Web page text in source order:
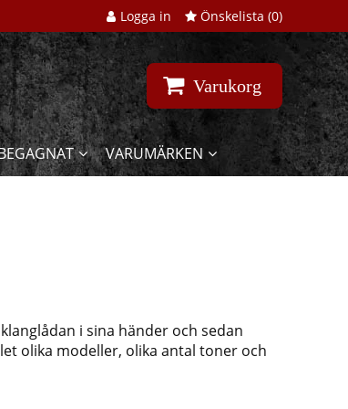
Logga in Önskelista (0)
Varukorg
VARUMÄRKEN
i sina händer och sedan
olika modeller, olika antal toner och